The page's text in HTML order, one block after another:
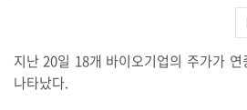
지난 20일 18개 바이오기업의 주가가
나타났다.